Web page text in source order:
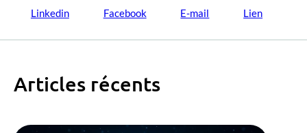
Linkedin Facebook E-mail Lien
Articles récents